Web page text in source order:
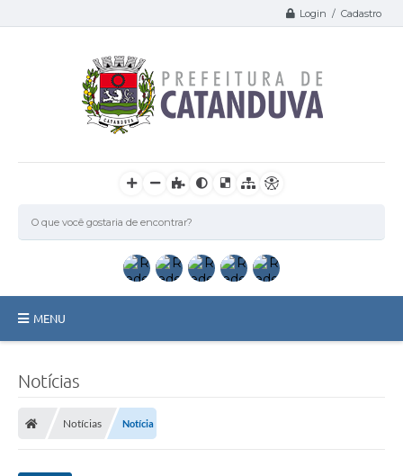
Login / Cadastro
MENU
Licitações / PCA
Notícias
Notícias Notícia